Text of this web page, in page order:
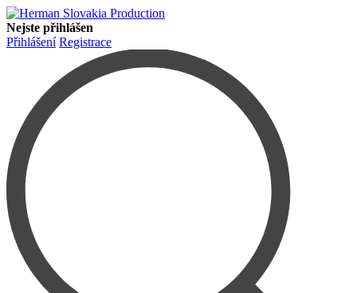
Nejste přihlášen
Přihlášení Registrace